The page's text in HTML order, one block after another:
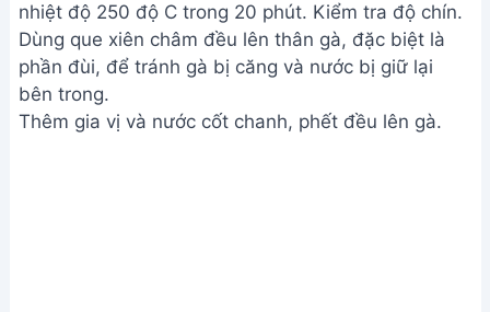
nhiệt độ 250 độ C trong 20 phút. Kiểm tra độ chín.
Dùng que xiên châm đều lên thân gà, đặc biệt là
phần đùi, để tránh gà bị căng và nước bị giữ lại
bên trong.
Thêm gia vị và nước cốt chanh, phết đều lên gà.